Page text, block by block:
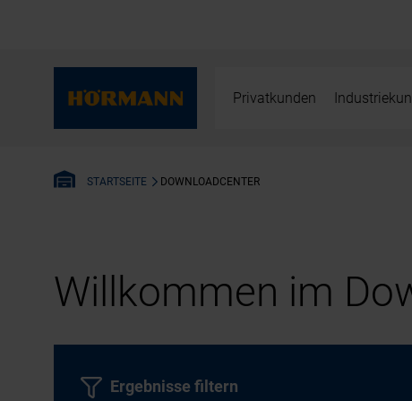
Privatkunden
STARTSEITE DOWNLOADCENTER
Willkommen im
Ergebnisse filtern